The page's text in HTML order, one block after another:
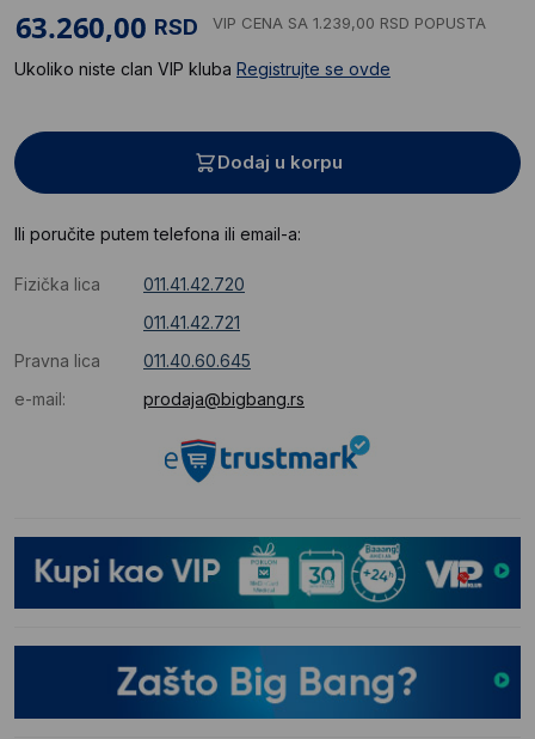
RSD VIP CENA SA 1.239,00 RSD POPUSTA
Ukoliko niste clan VIP kluba Registrujte se ovde
Dodaj u korpu
Ili poručite putem telefona ili email-a:
Fizička lica
011.41.42.720
011.41.42.721
Pravna lica
011.40.60.645
e-mail:
prodaja@bigbang.rs